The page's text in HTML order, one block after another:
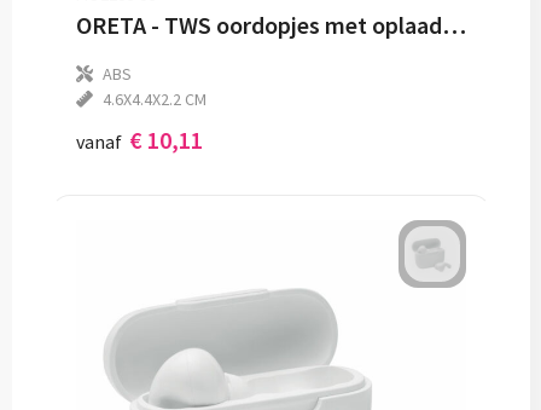
ORETA - TWS oordopjes met oplaadbasis
ABS
4.6X4.4X2.2 CM
vanaf € 10,11